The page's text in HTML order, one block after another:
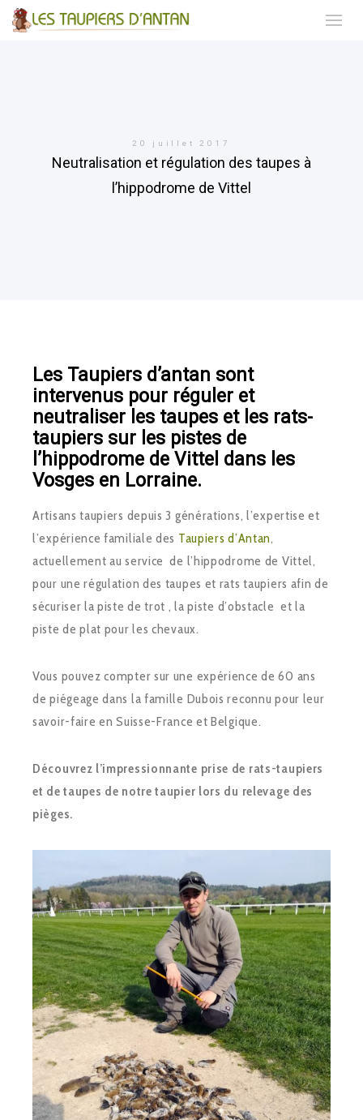
20 juillet 2017
Neutralisation et régulation des taupes à
l’hippodrome de Vittel
Les Taupiers d’antan sont
intervenus pour réguler et
neutraliser les taupes et les rats-
taupiers sur les pistes de
l’hippodrome de Vittel dans les
Vosges en Lorraine.
Artisans taupiers depuis 3 générations, l’expertise et
l’expérience familiale des Taupiers d’Antan,
actuellement au service de l’hippodrome de Vittel,
pour une régulation des taupes et rats taupiers afin de
sécuriser la piste de trot , la piste d’obstacle et la
piste de plat pour les chevaux.
Vous pouvez compter sur une expérience de 60 ans
de piégeage dans la famille Dubois reconnu pour leur
savoir-faire en Suisse-France et Belgique.
Découvrez l’impressionnante prise de rats-taupiers
et de taupes de notre taupier lors du relevage des
pièges.